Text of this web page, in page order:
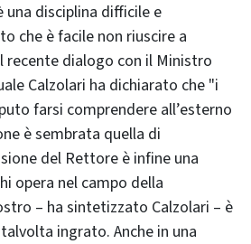
disciplina difficile e
che è facile non riuscire a
recente dialogo con il Ministro
Calzolari ha dichiarato che "i
farsi comprendere all’esterno
è sembrata quella di
del Rettore è infine una
opera nel campo della
– ha sintetizzato Calzolari – è
ingrato. Anche in una